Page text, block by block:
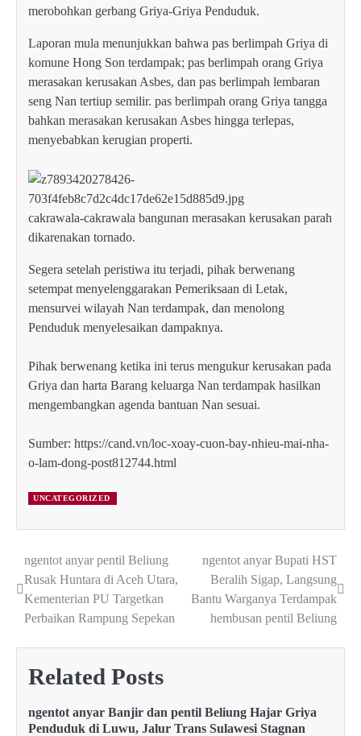
merobohkan gerbang Griya-Griya Penduduk.
Laporan mula menunjukkan bahwa pas berlimpah Griya di
komune Hong Son terdampak; pas berlimpah orang Griya
merasakan kerusakan Asbes, dan pas berlimpah lembaran
seng Nan tertiup semilir. pas berlimpah orang Griya tangga
bahkan merasakan kerusakan Asbes hingga terlepas,
menyebabkan kerugian properti.
cakrawala-cakrawala bangunan merasakan kerusakan parah
dikarenakan tornado.
Segera setelah peristiwa itu terjadi, pihak berwenang
setempat menyelenggarakan Pemeriksaan di Letak,
mensurvei wilayah Nan terdampak, dan menolong
Penduduk menyelesaikan dampaknya.
Pihak berwenang ketika ini terus mengukur kerusakan pada
Griya dan harta Barang keluarga Nan terdampak hasilkan
mengembangkan agenda bantuan Nan sesuai.
Sumber: https://cand.vn/loc-xoay-cuon-bay-nhieu-mai-nha-
o-lam-dong-post812744.html
UNCATEGORIZED
Post
navigation
ngentot anyar pentil Beliung
Rusak Huntara di Aceh Utara,
Kementerian PU Targetkan
Perbaikan Rampung Sepekan
ngentot anyar Bupati HST
Beralih Sigap, Langsung
Bantu Warganya Terdampak
hembusan pentil Beliung
Related Posts
ngentot anyar Banjir dan pentil Beliung Hajar Griya
Penduduk di Luwu, Jalur Trans Sulawesi Stagnan